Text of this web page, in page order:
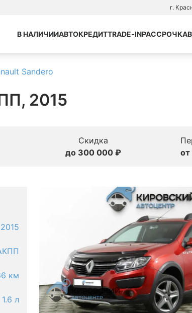
г.
В НАЛИЧИИАВТОКРЕДИТTRADE-INРАССРОЧКА
Sandero
2015
Скидка
до 300 000 ₽
от
2015
км
1.6 л